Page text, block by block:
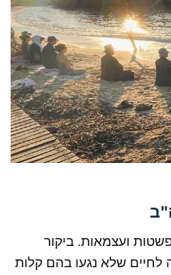
ועצמאות. ביקור
לחיים שלא נגעו בהם קלות